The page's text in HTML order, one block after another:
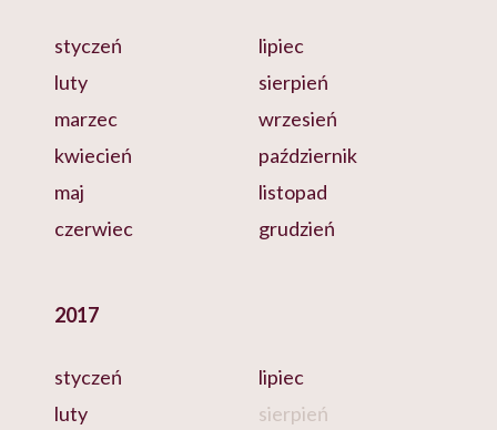
styczeń
luty
marzec
kwiecień
maj
czerwiec
lipiec
sierpień
wrzesień
październik
listopad
grudzień
2017
styczeń
luty
lipiec
sierpień